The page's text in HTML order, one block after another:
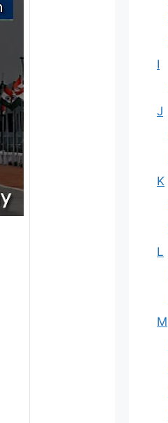
I
J
K
L
M